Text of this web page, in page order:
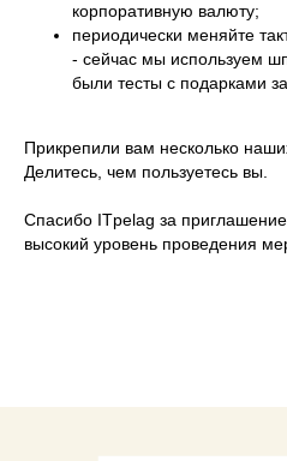
корпоративную валюту;
периодически меняйте
- сейчас мы используем
были тесты с подарками
Прикрепили вам несколько
Делитесь, чем пользуетесь вы.
Спасибо ITpelag за
высокий уровень проведения